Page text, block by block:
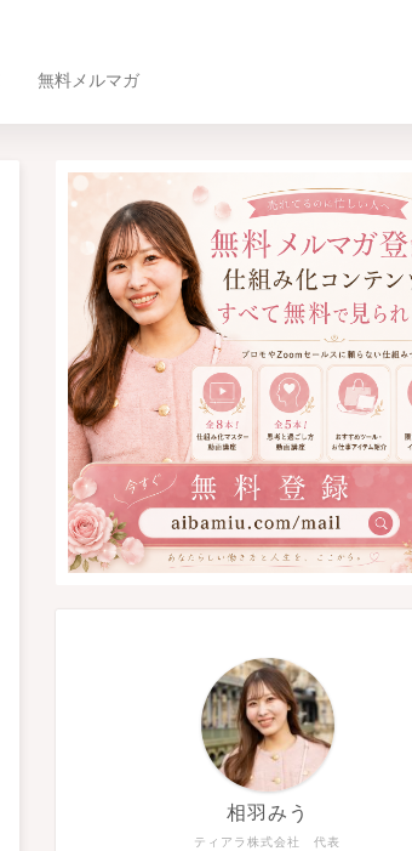
無料メルマガ
ティアラ株式会社 代表
相羽みう